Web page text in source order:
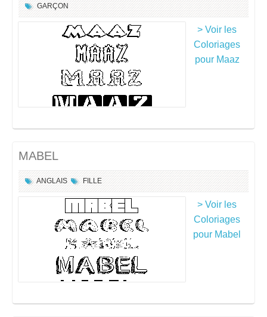
GARÇON
> Voir les
Coloriages
pour Maaz
MABEL
ANGLAIS FILLE
> Voir les
Coloriages
pour Mabel